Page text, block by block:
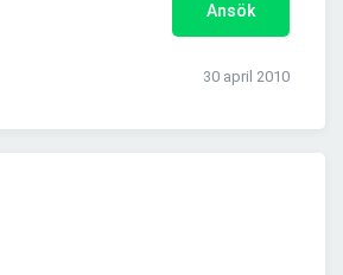
Ansök
30 april 2010